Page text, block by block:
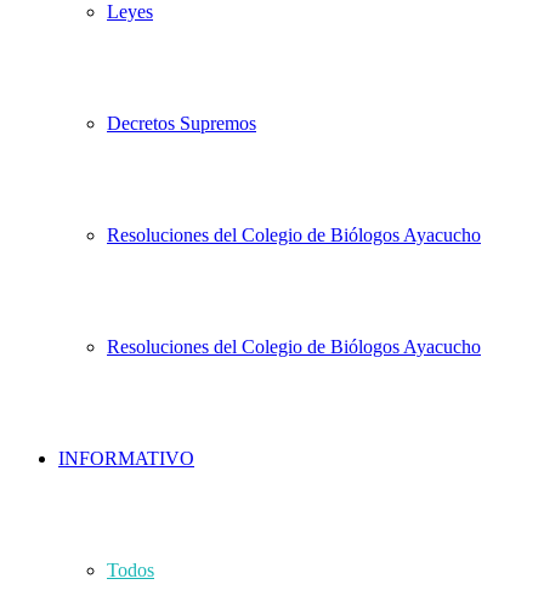
Leyes
Decretos Supremos
Resoluciones del Colegio de Biólogos Ayacucho
Resoluciones del Colegio de Biólogos Ayacucho
INFORMATIVO
Todos